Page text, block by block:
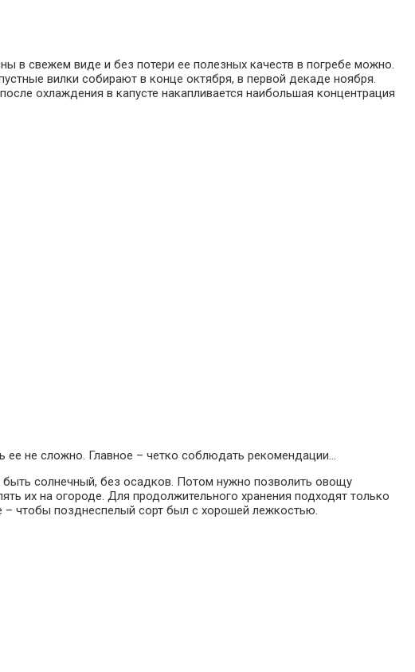
в свежем виде и без потери ее полезных качеств в погребе можно.
вилки собирают в конце октября, в первой декаде ноября.
охлаждения в капусте накапливается наибольшая концентрация
ее не сложно. Главное – четко соблюдать рекомендации…
солнечный, без осадков. Потом нужно позволить овощу
их на огороде. Для продолжительного хранения подходят только
– чтобы позднеспелый сорт был с хорошей лежкостью.